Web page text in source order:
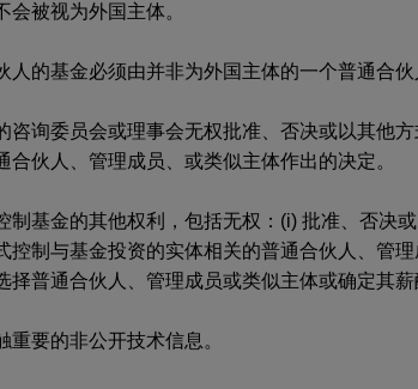
会被视为外国主体。
人的基金必须由并非为外国主体的一个普通合
咨询委员会或理事会无权批准、否决或以其他
合伙人、管理成员、或类似主体作出的决定。
制基金的其他权利，包括无权：(i) 批准、否决
控制与基金投资的实体相关的普通合伙人、管
择普通合伙人、管理成员或类似主体或确定其薪
重要的非公开技术信息。